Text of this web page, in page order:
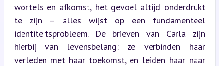
wortels en afkomst, het gevoel altijd onderdrukt
te zijn – alles wijst op een fundamenteel
identiteitsprobleem. De brieven van Carla zijn
hierbij van levensbelang: ze verbinden haar
verleden met haar toekomst, en leiden haar naar